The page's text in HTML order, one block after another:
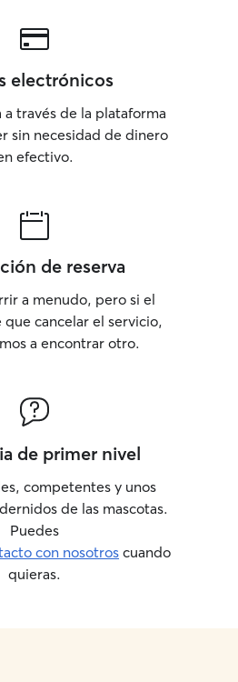
electrónicos
a través de la plataforma
sin necesidad de dinero
efectivo.
de reserva
a menudo, pero si el
cancelar el servicio,
a encontrar otro.
de primer nivel
competentes y unos
de las mascotas.
Puedes
con nosotros cuando
quieras.